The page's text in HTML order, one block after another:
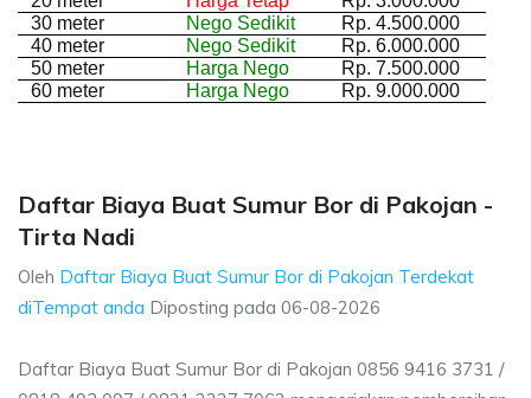
30 meter
Nego Sedikit
Rp. 4.500.000
40 meter
Nego Sedikit
Rp. 6.000.000
50 meter
Harga Nego
Rp. 7.500.000
60 meter
Harga Nego Rp. 9.000.000
Daftar Biaya Buat Sumur Bor di Pakojan -
Tirta Nadi
Oleh Daftar Biaya Buat Sumur Bor di Pakojan Terdekat
diTempat anda Diposting pada 06-08-2026
Daftar Biaya Buat Sumur Bor di Pakojan 0856 9416 3731 /